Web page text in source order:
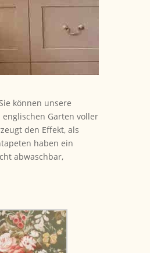
können unsere
Garten voller
den Effekt, als
haben ein
abwaschbar,